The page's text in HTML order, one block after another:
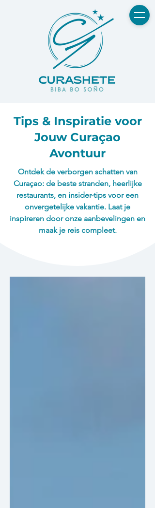
Tips & Inspiratie voor
Jouw Curaçao
Avontuur
Ontdek de verborgen schatten van
Curaçao: de beste stranden, heerlijke
restaurants, en insider-tips voor een
onvergetelijke vakantie. Laat je
inspireren door onze aanbevelingen en
maak je reis compleet.